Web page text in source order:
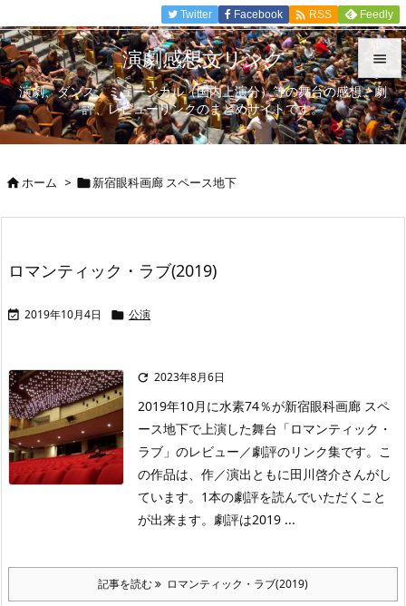


メニュ

Twitter Facebook  RSS Feedly
演劇感想文リンク
演劇、ダンス、ミュージカル（国内上演分）等の舞台の感想、劇
評、レビューリンクのまとめサイトです。
ホーム > 新宿眼科画廊 スペース地下
ロマンティック・ラブ(2019)
 2019年10月4日  公演
 2023年8月6日
2019年10月に水素74％が新宿眼科画廊 スペ
ース地下で上演した舞台「ロマンティック・
ラブ」のレビュー／劇評のリンク集です。こ
の作品は、作／演出ともに田川啓介さんがし
ています。1本の劇評を読んでいただくこと
が出来ます。劇評は2019 ...
記事を読む ロマンティック・ラブ(2019)